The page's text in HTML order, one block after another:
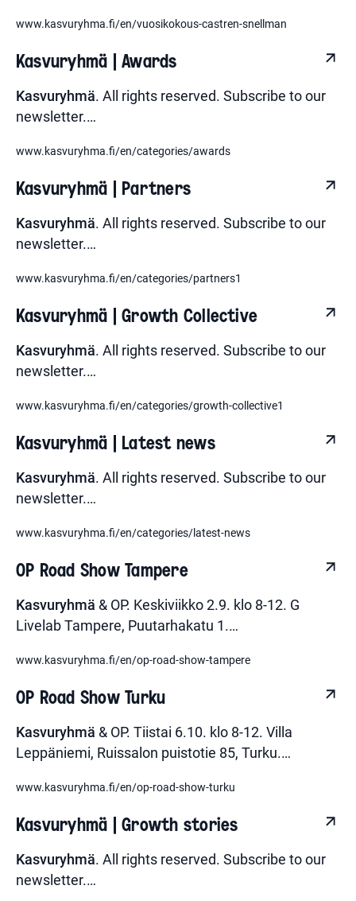
www.kasvuryhma.fi/en/vuosikokous-castren-snellman
Kasvuryhmä | Awards
Kasvuryhmä. All rights reserved. Subscribe to our
newsletter.…
www.kasvuryhma.fi/en/categories/awards
Kasvuryhmä | Partners
Kasvuryhmä. All rights reserved. Subscribe to our
newsletter.…
www.kasvuryhma.fi/en/categories/partners1
Kasvuryhmä | Growth Collective
Kasvuryhmä. All rights reserved. Subscribe to our
newsletter.…
www.kasvuryhma.fi/en/categories/growth-collective1
Kasvuryhmä | Latest news
Kasvuryhmä. All rights reserved. Subscribe to our
newsletter.…
www.kasvuryhma.fi/en/categories/latest-news
OP Road Show Tampere
Kasvuryhmä & OP. Keskiviikko 2.9. klo 8-12. G
Livelab Tampere, Puutarhakatu 1.…
www.kasvuryhma.fi/en/op-road-show-tampere
OP Road Show Turku
Kasvuryhmä & OP. Tiistai 6.10. klo 8-12. Villa
Leppäniemi, Ruissalon puistotie 85, Turku.…
www.kasvuryhma.fi/en/op-road-show-turku
Kasvuryhmä | Growth stories
Kasvuryhmä. All rights reserved. Subscribe to our
newsletter.…